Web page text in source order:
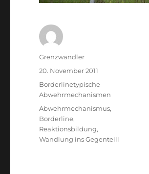
Autor
Grenzwandler
Veröffentlicht
20. November 2011
Kategorien
Borderlinetypische
Abwehrmechanismen
Schlagwörter
Abwehrmechanismus,
Borderline,
Reaktionsbildung,
Wandlung ins Gegenteill